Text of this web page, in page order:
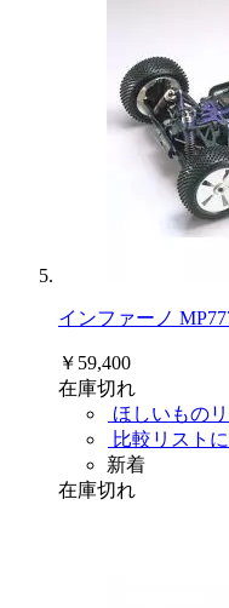
インファーノ
￥59,400
在庫切れ
ほしいもの
比較リスト
新着
在庫切れ